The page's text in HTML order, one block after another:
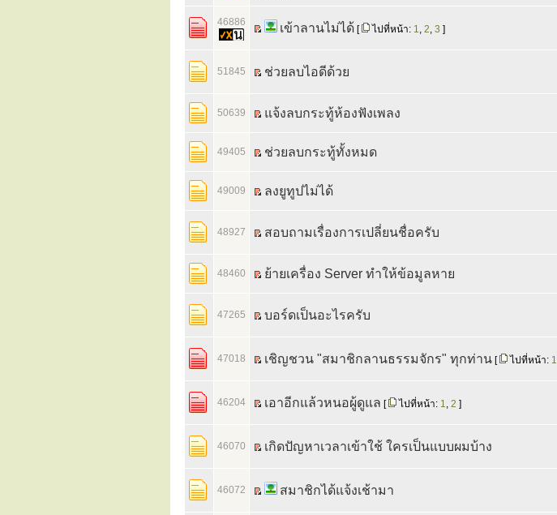
46886 เข้าลานไม่ได้ [ ไปที่หน้า: 1, 2, 3 ]
51845 ช่วยลบไอดีด้วย
50639 แจ้งลบกระทู้ห้องฟังเพลง
49405 ช่วยลบกระทู้ทั้งหมด
49009 ลงยูทูปไม่ได้
48927 สอบถามเรื่องการเปลี่ยนชื่อครับ
48460 ย้ายเครื่อง Server ทำให้ข้อมูลหาย
47265 บอร์ดเป็นอะไรครับ
47018 เชิญชวน "สมาชิกลานธรรมจักร" ทุกท่าน [ ไปที่หน้า: 1
46204 เอาอีกแล้วหนอผู้ดูแล [ ไปที่หน้า: 1, 2 ]
46070 เกิดปัญหาเวลาเข้าใช้ ใครเป็นแบบผมบ้าง
46072 สมาชิกได้แจ้งเช้ามา